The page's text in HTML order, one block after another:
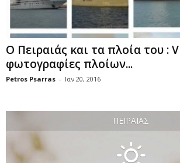
Ο Πειραιάς και τα πλοία του :
φωτογραφίες πλοίων...
Petros Psarras - Ιαν 20, 2016
ΠΕΙΡΑΙΆΣ